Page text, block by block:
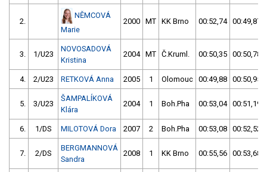
2.
NĚMCOVÁ
Marie
2000 MT KK Brno 00:52,74 00:49,87
3. 1/U23
NOVOSADOVÁ
Kristina
2004 MT Č.Kruml. 00:50,35 00:50,78
4. 2/U23 RETKOVÁ Anna 2005 1 Olomouc 00:49,88 00:50,95
5. 3/U23
ŠAMPALÍKOVÁ
Klára
2004 1 Boh.Pha 00:53,04 00:51,19
6. 1/DS MILOTOVÁ Dora 2007 2 Boh.Pha 00:53,08 00:52,52
7. 2/DS
BERGMANNOVÁ
Sandra
2008 1 KK Brno 00:55,56 00:53,68